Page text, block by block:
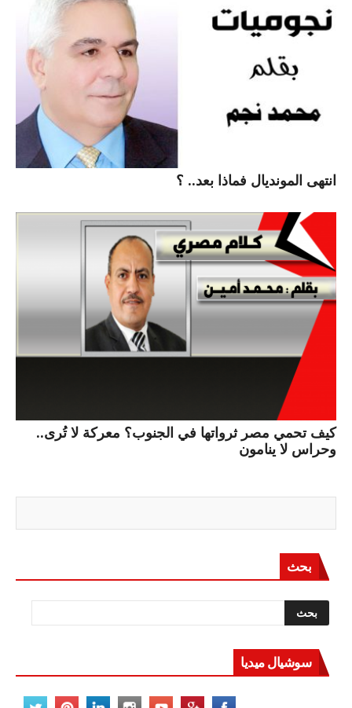
انتهى المونديال فماذا بعد.. ؟
كيف تحمي مصر ثرواتها في الجنوب؟ معركة لا تُرى..
وحراس لا ينامون
بحث
سوشيال ميديا